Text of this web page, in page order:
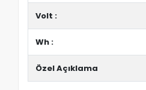
Volt :
Wh :
Özel Açıklama